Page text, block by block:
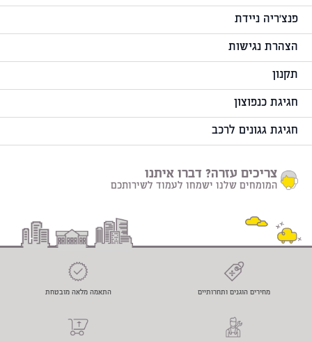
פנצ'ריה ניידת
הצהרת נגישות
תקנון
חגיגת כנפוצון
חגיגת גגונים לרכב
צריכים עזרה? דברו איתנו
המומחים שלנו ישמחו לעמוד לשירותכם
מחירים הוגנים ותחרותיים התאמה מלאה מובטחת